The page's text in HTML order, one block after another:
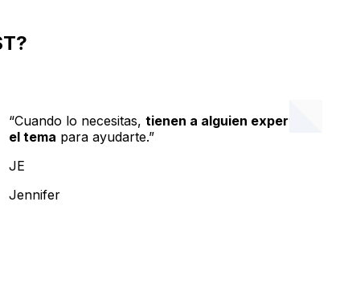
“Cuando lo necesitas, tienen a alguien experto en
el tema para ayudarte.”
JE
Jennifer